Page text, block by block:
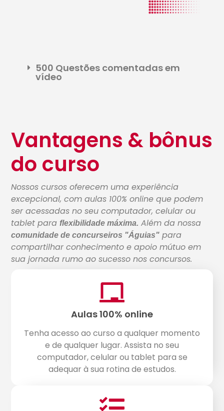
500 Questões comentadas em
vídeo
Vantagens & bônus
do curso
Nossos cursos oferecem uma experiência
excepcional, com aulas 100% online que podem
ser acessadas no seu computador, celular ou
tablet paraflexibilidade máxima. Além da nossa
comunidade de concurseiros "Águias" para
compartilhar conhecimento e apoio mútuo em
sua jornada rumo ao sucesso nos concursos.
Aulas 100% online
Tenha acesso ao curso a qualquer momento
e de qualquer lugar. Assista no seu
computador, celular ou tablet para se
adequar à sua rotina de estudos.